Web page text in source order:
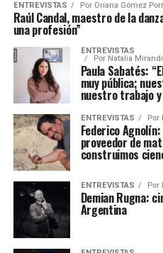
ENTREVISTAS Por Oriana Gómez
Raúl Candal, maestro de la
una profesión”
ENTREVISTAS
Por Natalia
Paula Sabatés:
muy pública;
nuestro trabajo
ENTREVISTAS Por
Federico
proveedor de
construimos
ENTREVISTAS Por
Demian Rugna:
Argentina